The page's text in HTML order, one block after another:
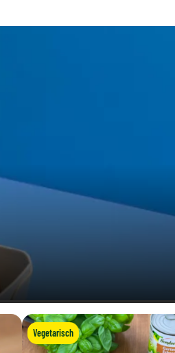
Vegetarisch